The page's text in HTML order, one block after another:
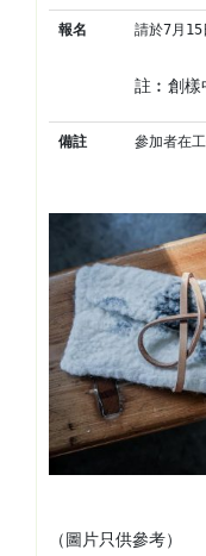
報名 請於7月15
註︰創樣
備註 參加者在
（圖片只供參考）